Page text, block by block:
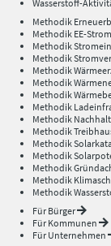
Wasserstoff-
Methodik
Methodik EE-
Methodik
Methodik
Methodik
Methodik
Methodik
Methodik
Methodik
Methodik
Methodik
Methodik
Methodik
Methodik
Methodik
Für Bürger
Für Kommunen
Für Unternehmen